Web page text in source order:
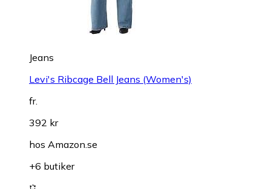
Jeans
Levi's Ribcage Bell Jeans (Women's)
fr.
392 kr
hos Amazon.se
+6 butiker